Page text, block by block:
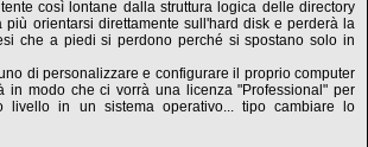
così lontane dalla struttura logica delle directory
più orientarsi direttamente sull'hard disk e perderà la
che a piedi si perdono perché si spostano solo in
di personalizzare e configurare il proprio computer
in modo che ci vorrà una licenza "Professional" per
livello in un sistema operativo... tipo cambiare lo